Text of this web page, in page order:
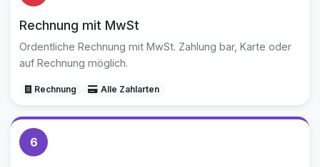
Rechnung mit MwSt
Ordentliche Rechnung mit MwSt. Zahlung bar, Karte oder
auf Rechnung möglich.
Rechnung Alle Zahlarten
6